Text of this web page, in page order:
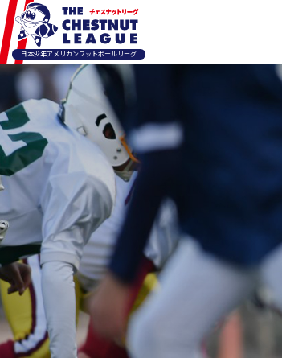
日本少年アメリカンフットボールリーグ